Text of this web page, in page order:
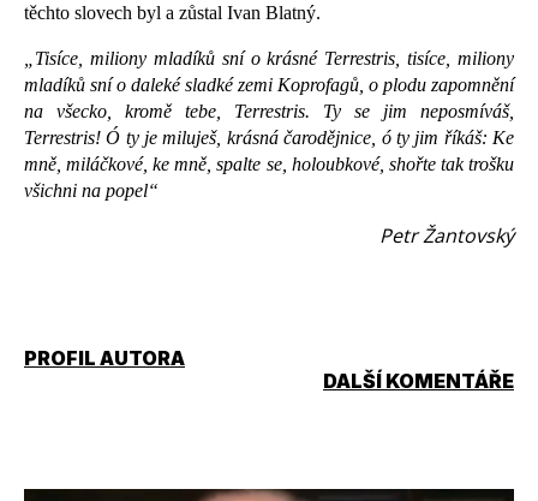
těchto slovech byl a zůstal Ivan Blatný.
„Tisíce, miliony mladíků sní o krásné Terrestris, tisíce, miliony
mladíků sní o daleké sladké zemi Koprofagů, o plodu zapomnění
na všecko, kromě tebe, Terrestris. Ty se jim neposmíváš,
Terrestris! Ó ty je miluješ, krásná čarodějnice, ó ty jim říkáš: Ke
mně, miláčkové, ke mně, spalte se, holoubkové, shořte tak trošku
všichni na popel“
Petr Žantovský
PROFIL AUTORA
DALŠÍ KOMENTÁŘE